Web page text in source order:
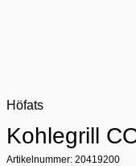
Höfats
Kohlegrill
Artikelnummer: 20419200